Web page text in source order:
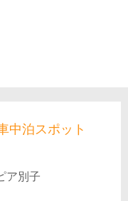
中泊スポット
ア別子